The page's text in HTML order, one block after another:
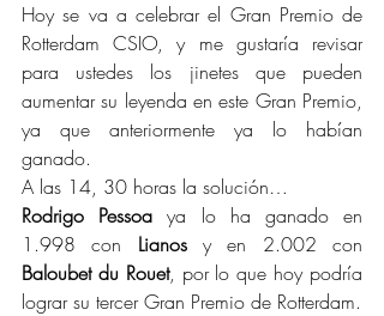
Hoy se va a celebrar el Gran Premio de
Rotterdam CSIO, y me gustaría revisar
para ustedes los jinetes que pueden
aumentar su leyenda en este Gran Premio,
ya que anteriormente ya lo habían
ganado.
A las 14, 30 horas la solución…
Rodrigo Pessoa ya lo ha ganado en
1.998 con Lianos
Baloubet du Rouet, por lo que hoy podría
lograr su tercer Gran Premio de Rotterdam.